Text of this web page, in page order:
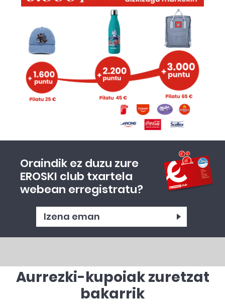
Oraindik ez duzu zure
EROSKI club txartela
webean erregistratu?
Izena eman
Aurrezki-kupoiak zuretzat
bakarrik